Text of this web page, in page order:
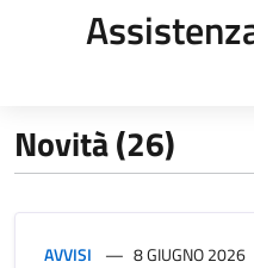
Novità (26)
AVVISI 8 GIUGNO 2026